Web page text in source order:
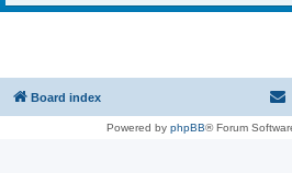
Board index
Powered by phpBB® Forum